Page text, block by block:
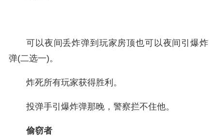
可以夜间丢炸弹到玩家房顶也可以夜间引爆炸
弹(二选一)。
炸死所有玩家获得胜利。
投弹手引爆炸弹那晚，警察拦不住他。
偷窃者